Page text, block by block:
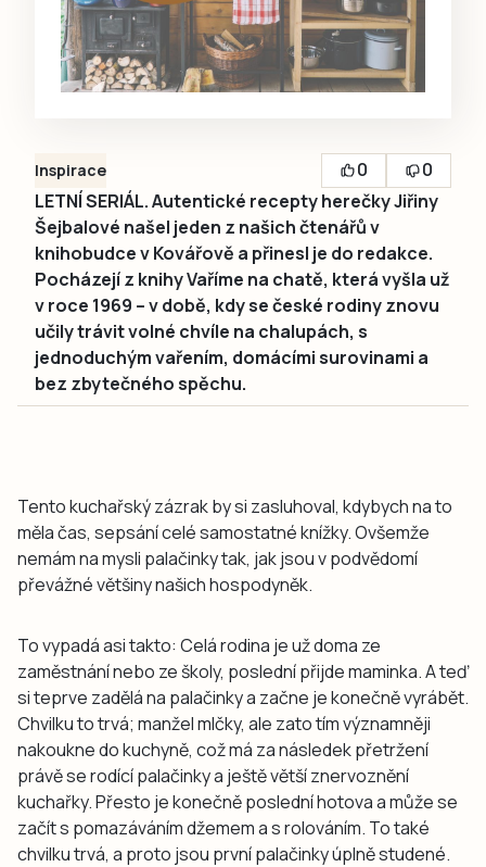
Inspirace 0
0
LETNÍ SERIÁL. Autentické recepty herečky Jiřiny
Šejbalové našel jeden z našich čtenářů v
knihobudce v Kovářově a přinesl je do redakce.
Pocházejí z knihy Vaříme na chatě, která vyšla už
v roce 1969 – v době, kdy se české rodiny znovu
učily trávit volné chvíle na chalupách, s
jednoduchým vařením, domácími surovinami a
bez zbytečného spěchu.
Tento kuchařský zázrak by si zasluhoval, kdybych na to
měla čas, sepsání celé samostatné knížky. Ovšemže
nemám na mysli palačinky tak, jak jsou v podvědomí
převážné většiny našich hospodyněk.
To vypadá asi takto: Celá rodina je už doma ze
zaměstnání nebo ze školy, poslední přijde maminka. A teď
si teprve zadělá na palačinky a začne je konečně vyrábět.
Chvilku to trvá; manžel mlčky, ale zato tím významněji
nakoukne do kuchyně, což má za následek přetržení
právě se rodící palačinky a ještě větší znervoznění
kuchařky. Přesto je konečně poslední hotova a může se
začít s pomazáváním džemem a s rolováním. To také
chvilku trvá, a proto jsou první palačinky úplně studené.